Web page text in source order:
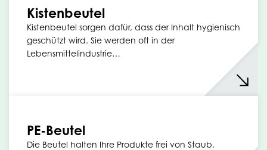
Kistenbeutel
Kistenbeutel sorgen dafür, dass der Inhalt hygienisch
geschützt wird. Sie werden oft in der
Lebensmittelindustrie…
PE-Beutel
Die Beutel halten Ihre Produkte frei von Staub,